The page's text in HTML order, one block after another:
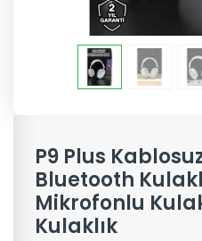
P9 Plus
Bluetooth
Mikrofonlu
Kulaklık